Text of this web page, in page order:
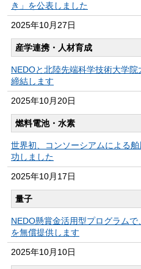
き」を公表しました
2025年10月27日
産学連携・人材育成
NEDOと北陸先端科学技術大学
締結します
2025年10月20日
燃料電池・水素
世界初、コンソーシアムによる
功しました
2025年10月17日
量子
NEDO懸賞金活用型プログラム
を無償提供します
2025年10月10日